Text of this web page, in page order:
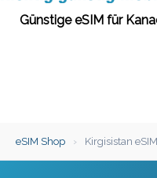
Günstige eSIM für
eSIM Shop › Kirgisistan eSIM